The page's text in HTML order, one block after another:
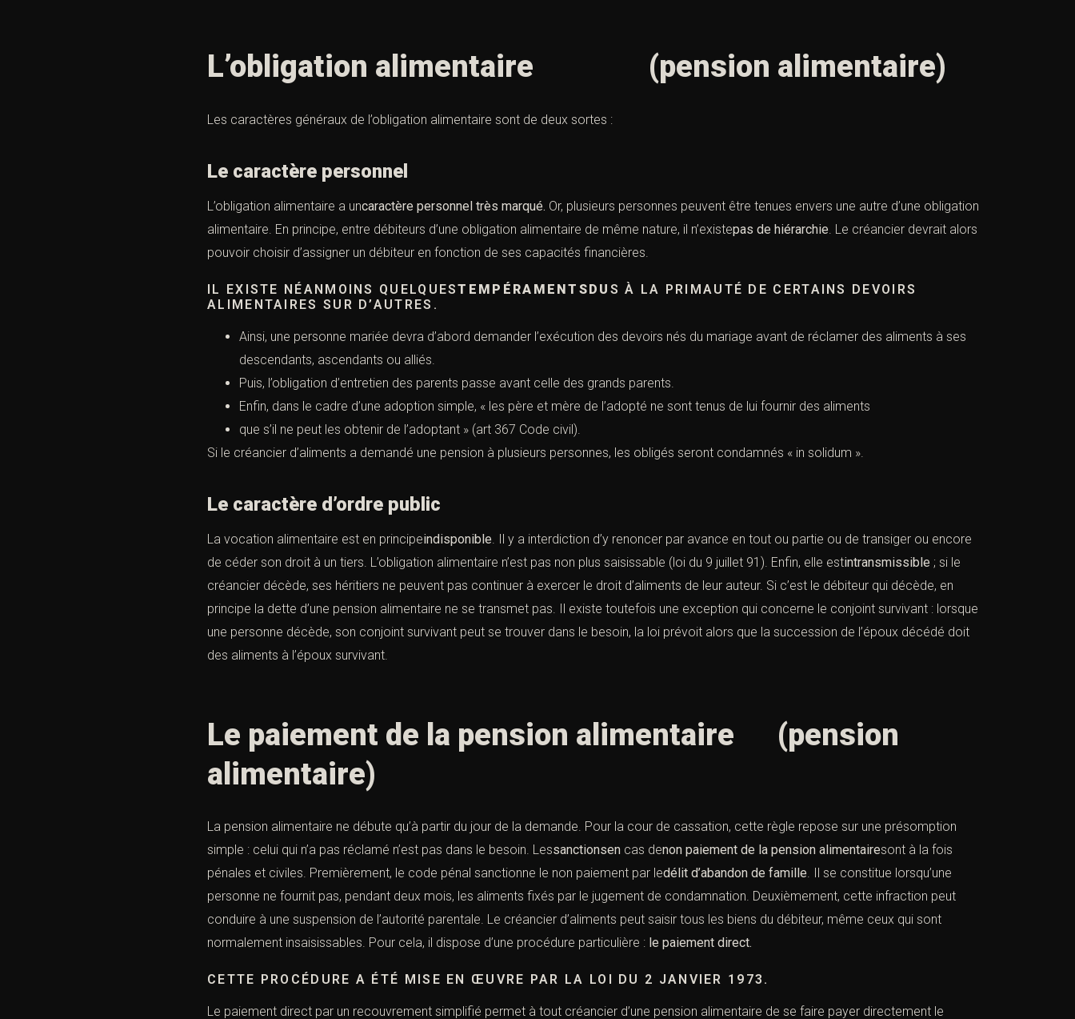
L’obligation alimentaire (pension alimentaire)
Les caractères généraux de l’obligation alimentaire sont de deux sortes :
Le caractère personnel
L’obligation alimentaire a uncaractère personnel très marqué. Or, plusieurs personnes peuvent être tenues envers une autre d’une obligation
alimentaire. En principe, entre débiteurs d’une obligation alimentaire de même nature, il n’existepas de hiérarchie. Le créancier devrait alors
pouvoir choisir d’assigner un débiteur en fonction de ses capacités financières.
IL EXISTE NÉANMOINS QUELQUESTEMPÉRAMENTSDU S À LA PRIMAUTÉ DE CERTAINS DEVOIRS
ALIMENTAIRES SUR D’AUTRES.
Ainsi, une personne mariée devra d’abord demander l’exécution des devoirs nés du mariage avant de réclamer des aliments à ses
descendants, ascendants ou alliés.
Puis, l’obligation d’entretien des parents passe avant celle des grands parents.
Enfin, dans le cadre d’une adoption simple, « les père et mère de l’adopté ne sont tenus de lui fournir des aliments
que s’il ne peut les obtenir de l’adoptant » (art 367 Code civil).
Si le créancier d’aliments a demandé une pension à plusieurs personnes, les obligés seront condamnés « in solidum ».
Le caractère d’ordre public
La vocation alimentaire est en principeindisponible. Il y a interdiction d’y renoncer par avance en tout ou partie ou de transiger ou encore
de céder son droit à un tiers. L’obligation alimentaire n’est pas non plus saisissable (loi du 9 juillet 91 ). Enfin, elle estintransmissible ; si le
créancier décède, ses héritiers ne peuvent pas continuer à exercer le droit d’aliments de leur auteur. Si c’est le débiteur qui décède, en
principe la dette d’une pension alimentaire ne se transmet pas. Il existe toutefois une exception qui concerne le conjoint survivant : lorsque
une personne décède, son conjoint survivant peut se trouver dans le besoin, la loi prévoit alors que la succession de l’époux décédé doit
des aliments à l’époux survivant.
Le paiement de la pension alimentaire (pension
alimentaire)
La pension alimentaire ne débute qu’à partir du jour de la demande. Pour la cour de cassation, cette règle repose sur une présomption
simple : celui qui n’a pas réclamé n’est pas dans le besoin. Lessanctionsen cas denon paiement de la pension alimentairesont à la fois
pénales et civiles. Premièrement, le code pénal sanctionne le non paiement par ledélit d’abandon de famille. Il se constitue lorsqu’une
personne ne fournit pas, pendant deux mois, les aliments fixés par le jugement de condamnation. Deuxièmement, cette infraction peut
conduire à une suspension de l’autorité parentale. Le créancier d’aliments peut saisir tous les biens du débiteur, même ceux qui sont
normalement insaisissables. Pour cela, il dispose d’une procédure particulière : le paiement direct.
CETTE PROCÉDURE A ÉTÉ MISE EN ŒUVRE PAR LA LOI DU 2 JANVIER 1973 .
Le paiement direct par un recouvrement simplifié permet à tout créancier d’une pension alimentaire de se faire payer directement le